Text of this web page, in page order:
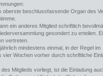
oberste beschlussfassende Organ des
ein anderes Mitglied schriftlich
gesondert zu erteilen.
vertreten.
mindestens einmal, in der Regel im
vier Wochen vorher durch schriftliche
Mitglieds vorliegt, ist die Einladung